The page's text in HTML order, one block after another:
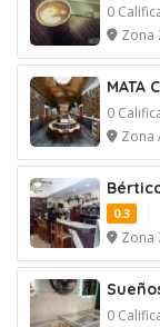
0
Zona
MATA
0
Zona
0.3
Zona
0